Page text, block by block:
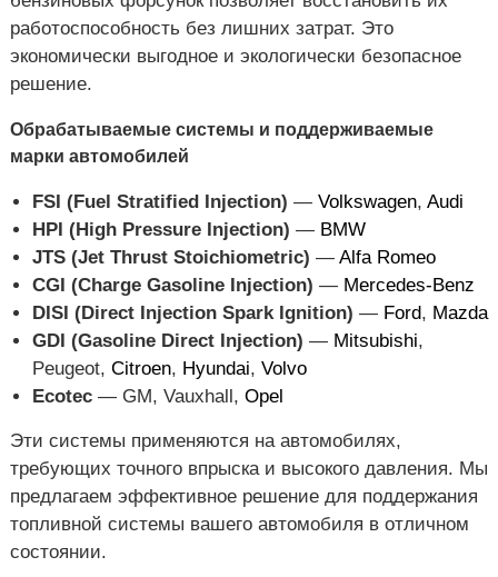
работоспособность без лишних затрат. Это
экономически выгодное и экологически безопасное
решение.
Обрабатываемые системы и поддерживаемые
марки автомобилей
FSI (Fuel Stratified Injection) — Volkswagen, Audi
HPI (High Pressure Injection) — BMW
JTS (Jet Thrust Stoichiometric) — Alfa Romeo
CGI (Charge Gasoline Injection) — Mercedes-Benz
DISI (Direct Injection Spark Ignition) — Ford, Mazda
GDI (Gasoline Direct Injection) — Mitsubishi,
Peugeot, Citroen, Hyundai, Volvo
Ecotec— GM, Vauxhall, Opel
Эти системы применяются на автомобилях,
требующих точного впрыска и высокого давления. Мы
предлагаем эффективное решение для поддержания
топливной системы вашего автомобиля в отличном
состоянии.